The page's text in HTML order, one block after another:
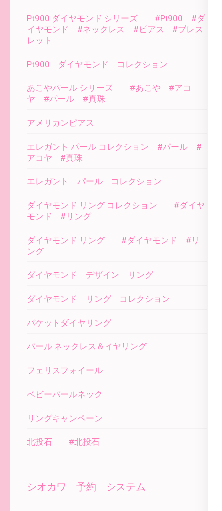
Pt900 ダイヤモンド シリーズ #Pt900 #ダ
イヤモンド #ネックレス #ピアス #ブレス
レット
Pt900 ダイヤモンド コレクション
あこやパール シリーズ #あこや #アコ
ヤ #パール #真珠
アメリカンピアス
エレガント パール コレクション #パール #
アコヤ #真珠
エレガント パール コレクション
ダイヤモンド リング コレクション #ダイヤ
モンド #リング
ダイヤモンド リング #ダイヤモンド #リ
ング
ダイヤモンド デザイン リング
ダイヤモンド リング コレクション
バケットダイヤリング
パール ネックレス＆イヤリング
フェリスフォイール
ベビーパールネック
リングキャンペーン
北投石 #北投石
シオカワ 予約 システム